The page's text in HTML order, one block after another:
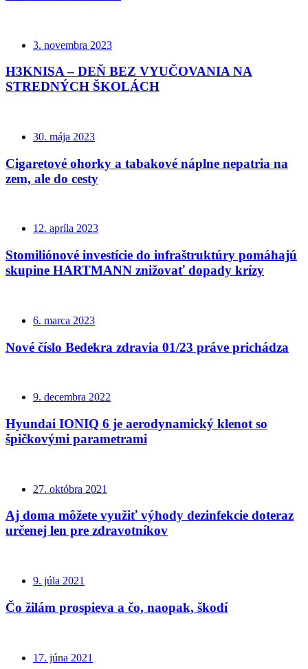
3. novembra 2023
H3KNISA – DEŇ BEZ VYUČOVANIA NA
STREDNÝCH ŠKOLÁCH
30. mája 2023
Cigaretové ohorky a tabakové náplne nepatria na
zem, ale do cesty
12. apríla 2023
Stomiliónové investície do infraštruktúry pomáhajú
skupine HARTMANN znižovať dopady krízy
6. marca 2023
Nové číslo Bedekra zdravia 01/23 práve prichádza
9. decembra 2022
Hyundai IONIQ 6 je aerodynamický klenot so
špičkovými parametrami
27. októbra 2021
Aj doma môžete využiť výhody dezinfekcie doteraz
určenej len pre zdravotníkov
9. júla 2021
Čo žilám prospieva a čo, naopak, škodí
17. júna 2021